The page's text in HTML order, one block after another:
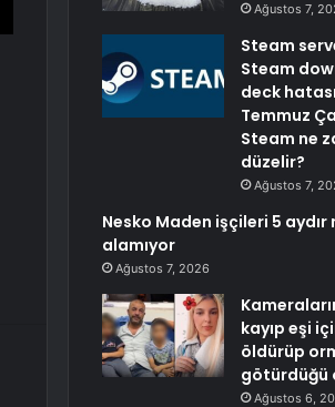
Ağustos 7,
Steam
Steam
deck
Temmuz
Steam ne
düzelir?
Ağustos 7,
Nesko Maden işçileri 5 aydır
alamıyor
Ağustos 7, 2026
kayıp eşi
öldürüp
götürdüğü
Ağustos 6,